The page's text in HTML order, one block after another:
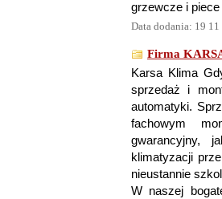
grzewcze i
Data dodania: 19
Firma
Karsa Klima
sprzedaż i
automatyki.
fachowym
gwarancyjny,
klimatyzacji
nieustannie
W naszej